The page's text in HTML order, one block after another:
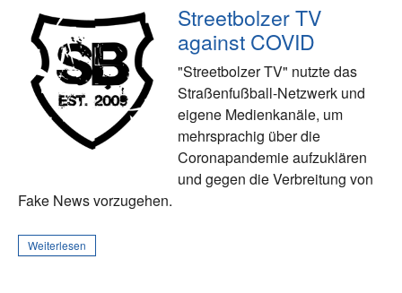
Streetbolzer TV
against COVID
"Streetbolzer TV" nutzte das
Straßenfußball-Netzwerk und
eigene Medienkanäle, um
mehrsprachig über die
Coronapandemie aufzuklären
und gegen die Verbreitung von
Fake News vorzugehen.
Weiterlesen